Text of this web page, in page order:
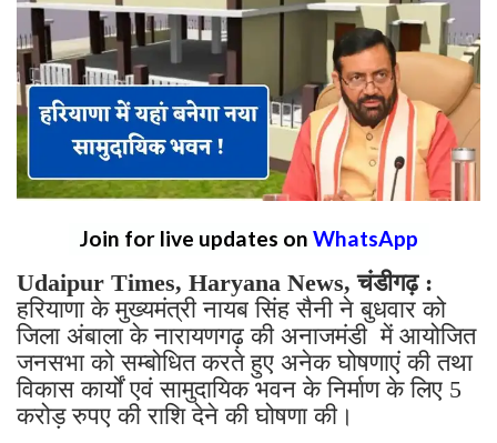
Join for live updates on WhatsApp
Udaipur Times, Haryana News, चंडीगढ़ :
हरियाणा के मुख्यमंत्री नायब सिंह सैनी ने बुधवार को
जिला अंबाला के नारायणगढ़ की अनाजमंडी में आयोजित
जनसभा को सम्बोधित करते हुए अनेक घोषणाएं की तथा
विकास कार्यों एवं सामुदायिक भवन के निर्माण के लिए 5
करोड़ रुपए की राशि देने की घोषणा की।